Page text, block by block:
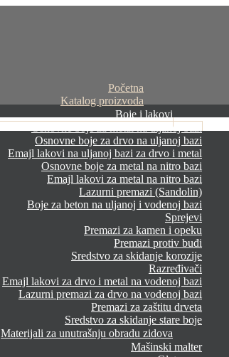
Početna
Katalog proizvoda
Boje i lakovi
Osnovne boje za metal na uljanoj bazi
Osnovne boje za drvo na uljanoj bazi
Emajl lakovi na uljanoj bazi za drvo i metal
Osnovne boje za metal na nitro bazi
Emajl lakovi za metal na nitro bazi
Lazurni premazi (Sandolin)
Boje za beton na uljanoj i vodenoj bazi
Sprejevi
Premazi za kamen i opeku
Premazi protiv buđi
Sredstvo za skidanje korozije
Razređivači
Emajl lakovi za drvo i metal na vodenoj bazi
Lazurni premazi za drvo na vodenoj bazi
Premazi za zaštitu drveta
Sredstvo za skidanje stare boje
Materijali za unutrašnju obradu zidova
Mašinski malter